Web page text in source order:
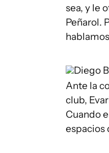
sea, y le
Peñarol.
Diego
Ante la
club,
Cuando
espacios